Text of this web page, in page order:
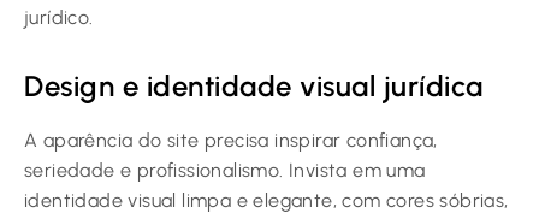
jurídico.
Design e identidade visual jurídica
A aparência do site precisa inspirar confiança,
seriedade e profissionalismo. Invista em uma
identidade visual limpa e elegante, com cores sóbrias,